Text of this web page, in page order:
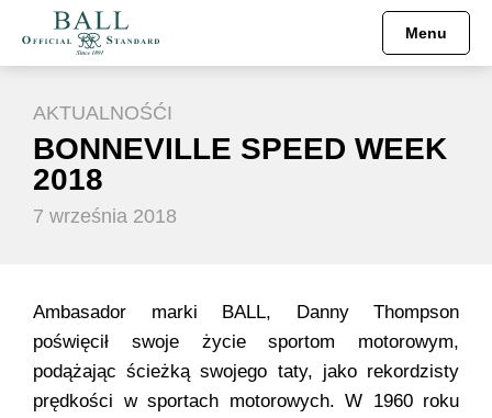
Menu
AKTUALNOŚĆI
BONNEVILLE SPEED WEEK
2018
7 września 2018
Ambasador marki BALL, Danny Thompson
poświęcił swoje życie sportom motorowym,
podążając ścieżką swojego taty, jako rekordzisty
prędkości w sportach motorowych. W 1960 roku